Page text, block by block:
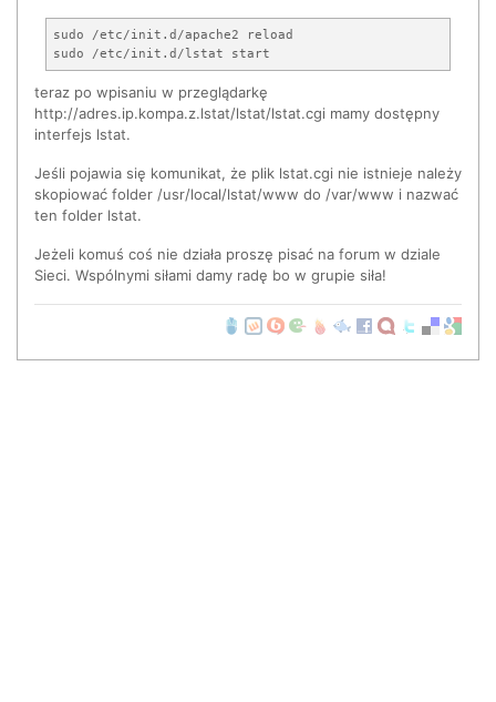
sudo /etc/init.d/apache2 reload
teraz po wpisaniu w przeglądarkę
http://adres.ip.kompa.z.lstat/lstat/lstat.cgi mamy dostępny
interfejs lstat.
Jeśli pojawia się komunikat, że plik lstat.cgi nie istnieje należy
skopiować folder /usr/local/lstat/www do /var/www i nazwać
ten folder lstat.
Jeżeli komuś coś nie działa proszę pisać na forum w dziale
Sieci. Wspólnymi siłami damy radę bo w grupie siła!